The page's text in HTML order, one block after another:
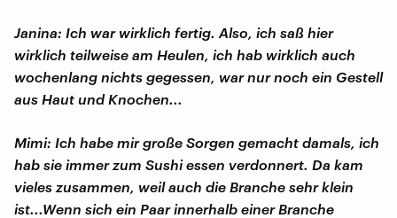
Janina: Ich war wirklich fertig. Also, ich saß hier
wirklich teilweise am Heulen, ich hab wirklich auch
wochenlang nichts gegessen, war nur noch ein Gestell
aus Haut und Knochen...
Mimi: Ich habe mir große Sorgen gemacht damals, ich
hab sie immer zum Sushi essen verdonnert. Da kam
vieles zusammen, weil auch die Branche sehr klein
ist...Wenn sich ein Paar innerhalb einer Branche